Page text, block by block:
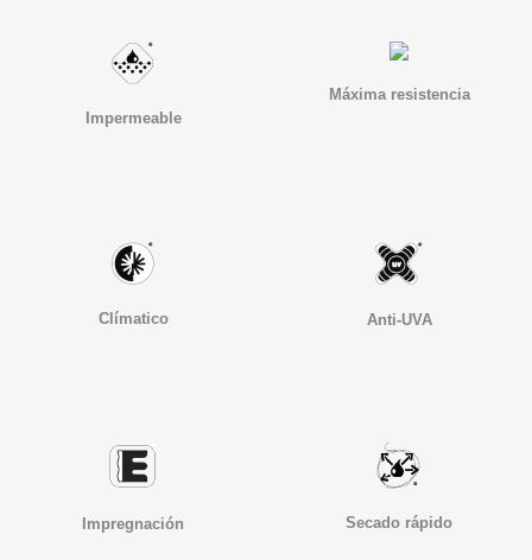
Impermeable
Máxima resistencia
Clímatico Anti-UVA
Impregnación Secado rápido